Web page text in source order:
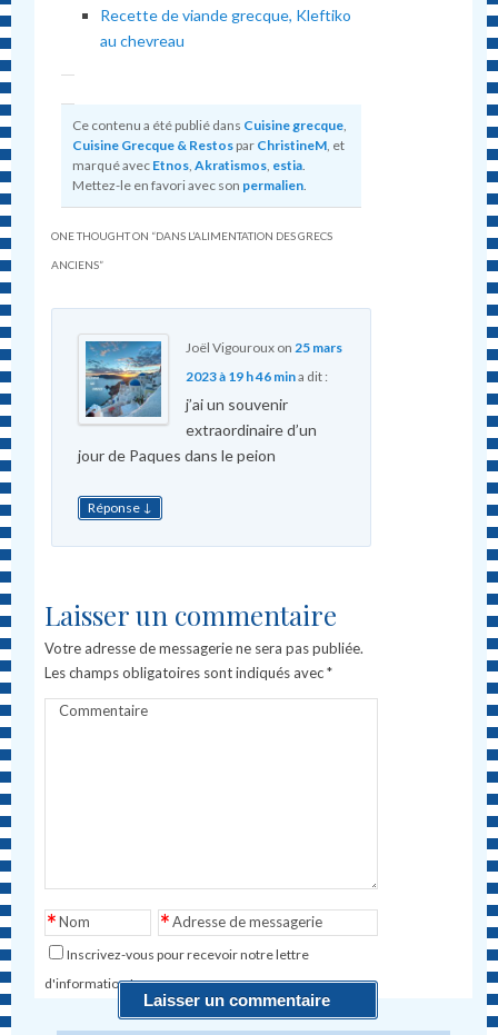
Recette de viande grecque, Kleftiko
au chevreau
Ce contenu a été publié dans Cuisine grecque
Cuisine Grecque & Restos par ChristineM , et
marqué avec Etnos ,Akratismos estia
Mettez-le en favori avec son permalien
ONE THOUGHT ON “DANS L’ALIMENTATION DES GRECS
ANCIENS”
Joël Vigourouxon 25 mars
2023 à 19 h 46 mina dit :
j’ai un souvenir
extraordinaire d’un
jour de Paques dans le peion
Réponse ↓
Laisser un commentaire
Votre adresse de messagerie ne sera pas publiée.
Les champs obligatoires sont indiqués avec*
Commentaire
Nom
* Adresse de messagerie
*
Inscrivez-vous pour recevoir notre lettre
d'information !